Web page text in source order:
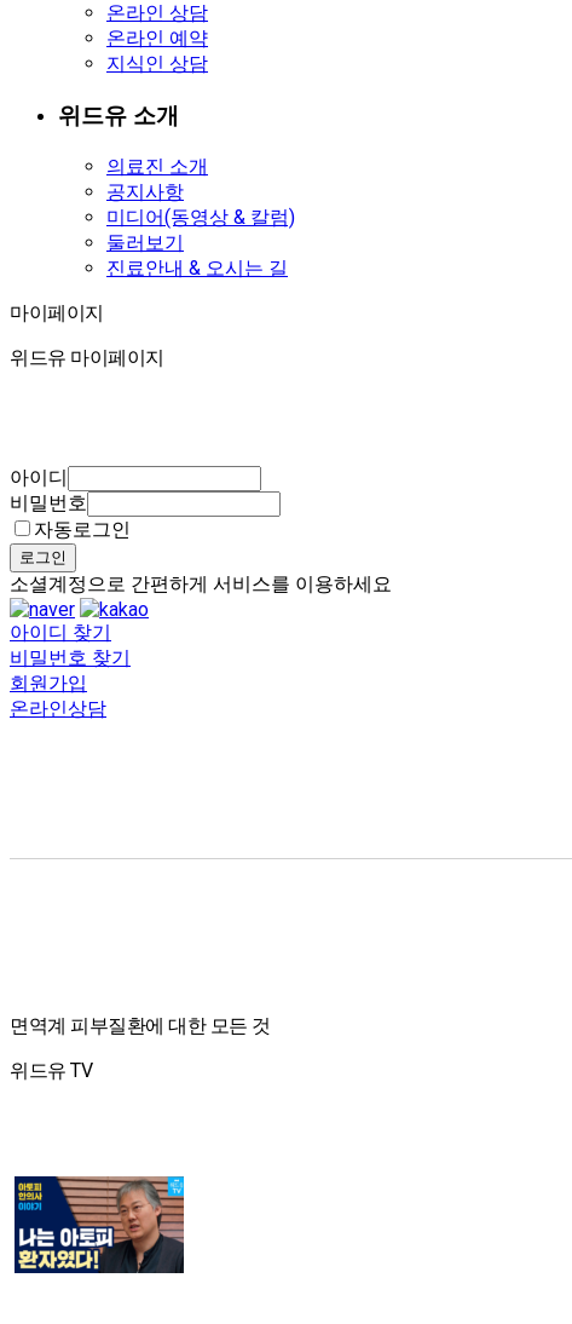
온라인 상담
온라인 예약
지식인 상담
위드유 소개
의료진 소개
공지사항
미디어(동영상 & 칼럼)
둘러보기
진료안내 & 오시는 길
마이페이지
마이페이지
위드유 마이페이지
아이디
비밀번호
자동로그인
로그인
소셜계정으로 간편하게 서비스를 이용하세요
아이디 찾기
비밀번호 찾기
회원가입
온라인상담
면역계 피부질환에 대한 모든 것
위드유 TV